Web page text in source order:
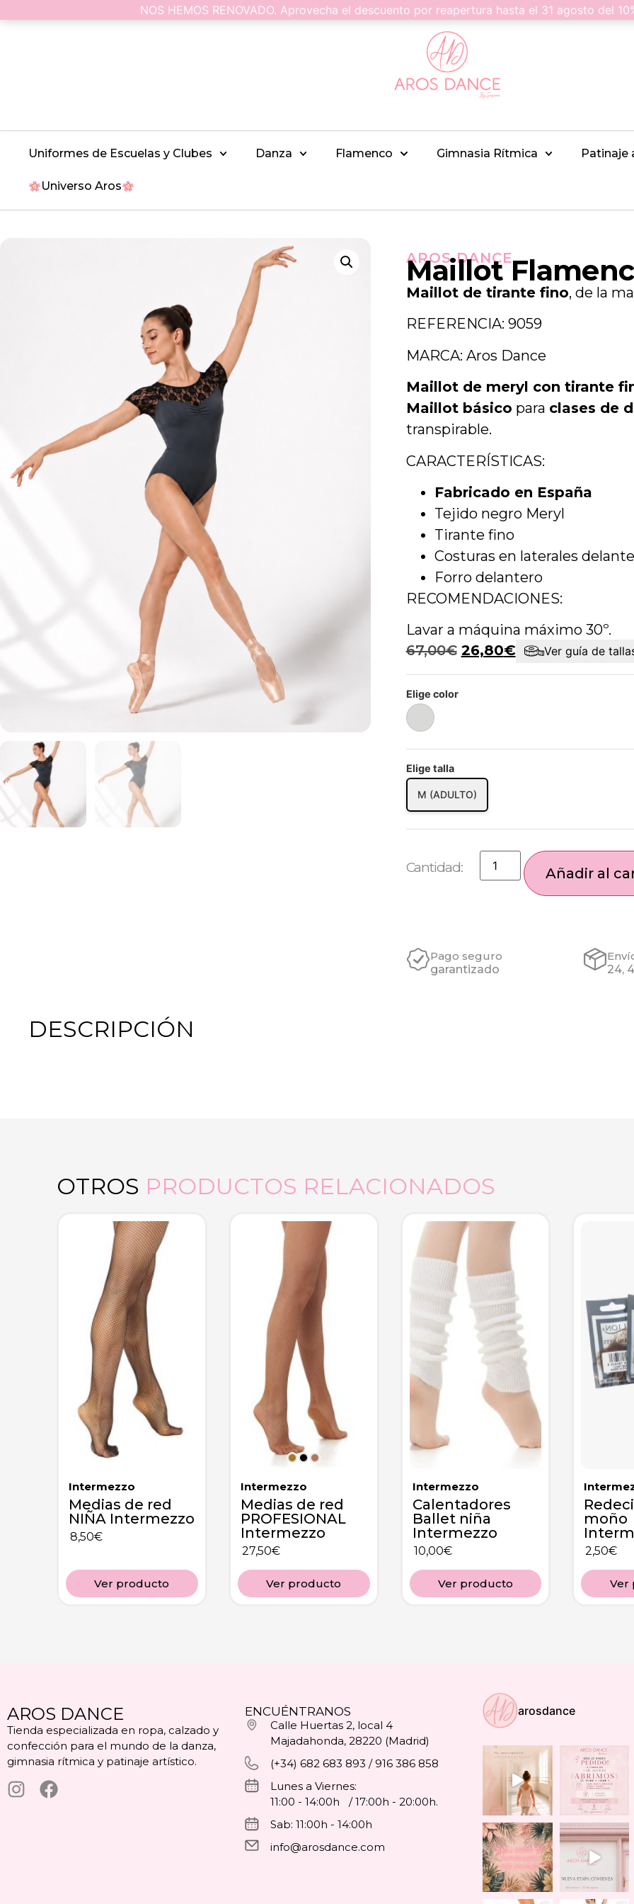
NOS HEMOS RENOVADO. Aprovecha el descuento por reapertura hasta el 31 agosto del
Uniformes de Escuelas y Clubes Danza Flamenco Gimnasia Rítmica Patinaje
Universo Aros
AROS DANCE
Maillot
Maillot de tirante fino, de la
REFERENCIA: 9059
MARCA: Aros Dance
Maillot de meryl con tirante
Maillot básico para clases de
transpirable.
CARACTERÍSTICAS:
Fabricado en España
Tejido negro Meryl
Tirante fino
Costuras en laterales
Forro delantero
RECOMENDACIONES:
Lavar a máquina máximo 30º.
67,00€ 26,80€ Ver guía de
Elige color
Elige talla
M (ADULTO)
Añadir al
Pago seguro
garantizado
24,
DESCRIPCIÓN
OTROS PRODUCTOS RELACIONADOS
Intermezzo
Medias de red
NIÑA Intermezzo
8,50€
Ver producto
Intermezzo
Medias de red
PROFESIONAL
Intermezzo
27,50€
Ver producto
Intermezzo
Calentadores
Ballet niña
Intermezzo
10,00€
Ver producto
moño
2,50€
Ver
AROS DANCE
Tienda especializada en ropa, calzado y
confección para el mundo de la danza,
gimnasia rítmica y patinaje artístico.
ENCUÉNTRANOS
Calle Huertas 2, local 4
Majadahonda, 28220 (Madrid)
(+34) 682 683 893 / 916 386 858
Lunes a Viernes:
11:00 - 14:00h / 17:00h - 20:00h.
Sab: 11:00h - 14:00h
info@arosdance.com
arosdance